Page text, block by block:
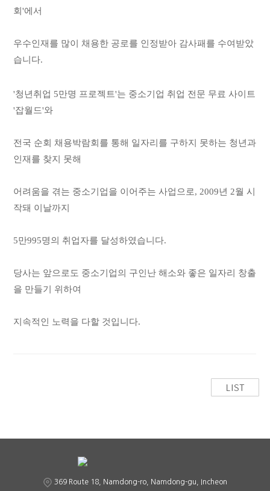
회'에서
우수인재를 많이 채용한 공로를 인정받아 감사패를 수여받았
습니다.
'청년취업 5만명 프로젝트'는 중소기업 취업 전문 무료 사이트
'잡월드'와
전국 순회 채용박람회를 통해 일자리를 구하지 못하는 청년과
인재를 찾지 못해
어려움을 겪는 중소기업을 이어주는 사업으로, 2009년 2월 시
작돼 이날까지
5만995명의 취업자를 달성하였습니다.
당사는 앞으로도 중소기업의 구인난 해소와 좋은 일자리 창출
을 만들기 위하여
지속적인 노력을 다할 것입니다.
369 Route 18, Namdong-ro, Namdong-gu, Incheon